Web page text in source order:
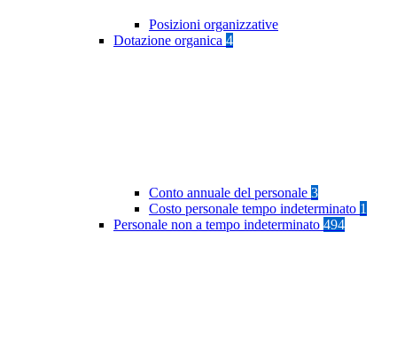
Posizioni organizzative
Dotazione organica 4
Conto annuale del personale 3
Costo personale tempo indeterminato 1
Personale non a tempo indeterminato 494